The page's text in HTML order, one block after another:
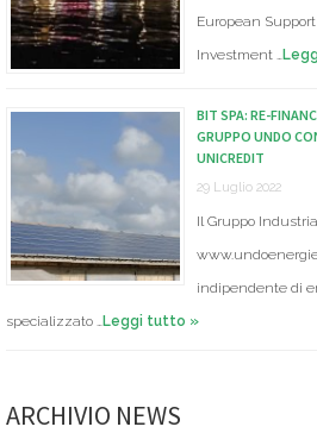
European
Investment …
BIT SPA: RE-
GRUPPO UNDO
UNICREDIT
29 Luglio 2022
Il Gruppo
indipendente di
specializzato …Leggi tutto »
ARCHIVIO NEWS